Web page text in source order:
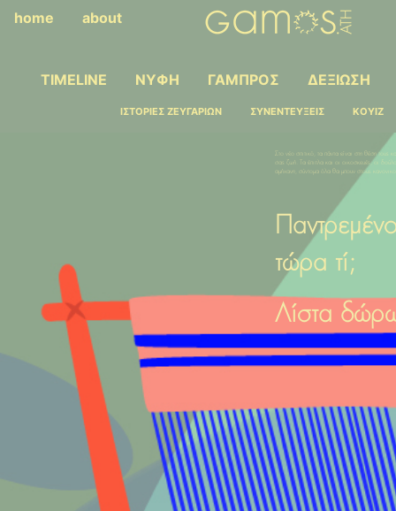
Στο νέο σπιτικό, τα πάντα είναι στη θέση τους
σας ζωή. Τα έπιπλα και οι οικοσκευές, οι
αμήχανη, σύντομα όλα θα μπουν στους
τώρα τί;
Λίστα
home about
TIMELINE ΝΥΦΗ ΓΑΜΠΡΟΣ ΔΕΞΙΩΣΗ
ΙΣΤΟΡΙΕΣ ΖΕΥΓΑΡΙΩΝ ΣΥΝΕΝΤΕΥΞΕΙΣ ΚΟΥΙΖ